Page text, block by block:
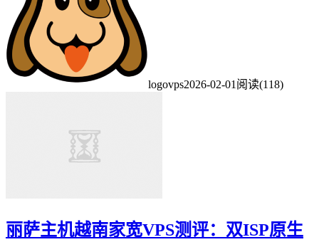
logovps2026-02-01阅读(118)
丽萨主机越南家宽VPS测评：双ISP原生